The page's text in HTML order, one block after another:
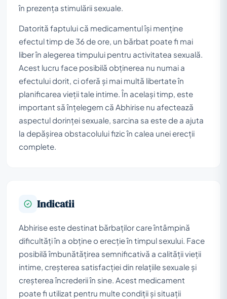
în prezența stimulării sexuale.
Datorită faptului că medicamentul își menține
efectul timp de 36 de ore, un bărbat poate fi mai
liber în alegerea timpului pentru activitatea sexuală.
Acest lucru face posibilă obținerea nu numai a
efectului dorit, ci oferă și mai multă libertate în
planificarea vieții tale intime. În același timp, este
important să înțelegem că Abhirise nu afectează
aspectul dorinței sexuale, sarcina sa este de a ajuta
la depășirea obstacolului fizic în calea unei erecții
complete.
Indicatii
Abhirise este destinat bărbaților care întâmpină
dificultăți în a obține o erecție în timpul sexului. Face
posibilă îmbunătățirea semnificativă a calității vieții
intime, creșterea satisfacției din relațiile sexuale și
creșterea încrederii în sine. Acest medicament
poate fi utilizat pentru multe condiții și situații